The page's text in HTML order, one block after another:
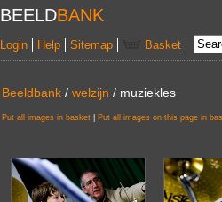
BEELDBANK
Login Help Sitemap Basket
Beeldbank / welzijn / muziekles
Put all images in basket Put all images on this page in